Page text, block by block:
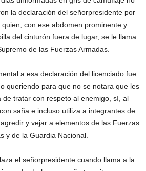
la declaración del señorpresidente por
con ese abdomen prominente y
del cinturón fuera de lugar, se le llama
de las Fuerzas Armadas.
a esa declaración del licenciado fue
queriendo para que no se notara que les
de tratar con respeto al enemigo, sí, al
saña e incluso utiliza a integrantes de
y vejar a elementos de las Fuerzas
y de la Guardia Nacional.
el señorpresidente cuando llama a la